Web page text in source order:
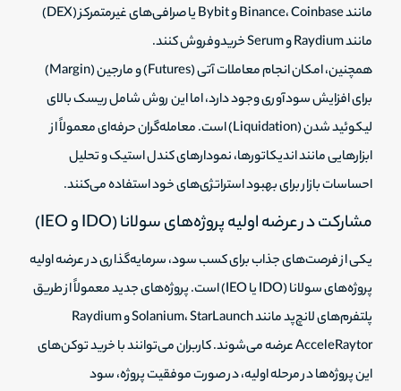
مانند Binance، Coinbase و Bybit یا صرافی‌های غیرمتمرکز (DEX)
مانند Raydium و Serum خریدوفروش کنند.
همچنین، امکان انجام معاملات آتی (Futures) و مارجین (Margin)
برای افزایش سودآوری وجود دارد، اما این روش شامل ریسک بالای
لیکوئید شدن (Liquidation) است. معامله‌گران حرفه‌ای معمولاً از
ابزارهایی مانند اندیکاتورها، نمودارهای کندل استیک و تحلیل
احساسات بازار برای بهبود استراتژی‌های خود استفاده می‌کنند.
مشارکت در عرضه اولیه پروژه‌های سولانا (IDO و IEO)
یکی از فرصت‌های جذاب برای کسب سود، سرمایه‌گذاری در عرضه اولیه
پروژه‌های سولانا (IDO یا IEO) است. پروژه‌های جدید معمولاً از طریق
پلتفرم‌های لانچ‌پد مانند Solanium، StarLaunch و Raydium
AcceleRaytor عرضه می‌شوند. کاربران می‌توانند با خرید توکن‌های
این پروژه‌ها در مرحله اولیه، در صورت موفقیت پروژه، سود